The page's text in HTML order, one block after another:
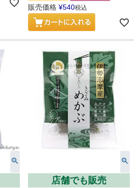
販売価格 ¥540税込
店舗でも販売